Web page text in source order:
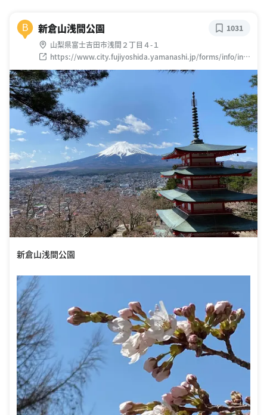
B 新倉山浅間公園
山梨県富士吉田市浅間２丁目４-１
https://www.city.fujiyoshida.yamanashi.jp/forms/info/info
.aspx?info_id=575
1031
新倉山浅間公園